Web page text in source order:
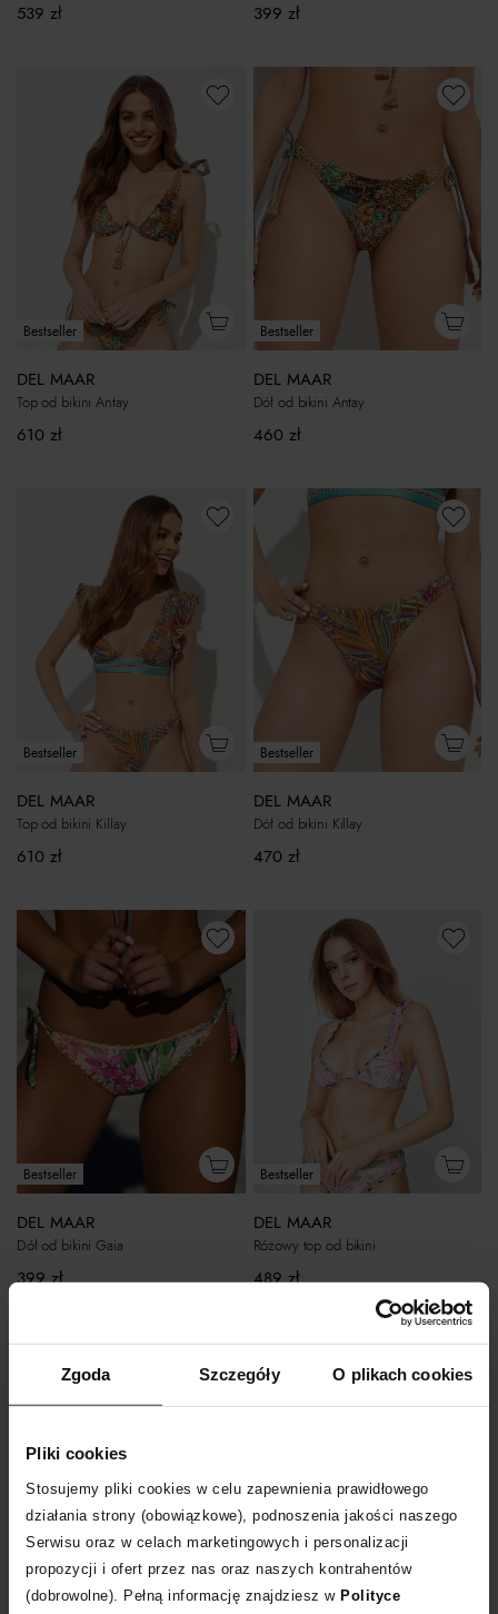
Zgoda Szczegóły O plikach cookies
Pliki cookies
Stosujemy pliki cookies w celu zapewnienia prawidłowego
działania strony (obowiązkowe), podnoszenia jakości naszego
Serwisu oraz w celach marketingowych i personalizacji
propozycji i ofert przez nas oraz naszych kontrahentów
(dobrowolne). Pełną informację znajdziesz w Polityce
539 zł 399 zł
Bestseller
DEL MAAR
Top od bikini Antay
610 zł
Bestseller
DEL MAAR
Dół od bikini Antay
460 zł
Bestseller
DEL MAAR
Top od bikini Killay
610 zł
Bestseller
DEL MAAR
Dół od bikini Killay
470 zł
Bestseller
DEL MAAR
Dół od bikini Gaia
399zł
Bestseller
DEL MAAR
Różowy top od bikini
489zł
Bestseller Bestseller